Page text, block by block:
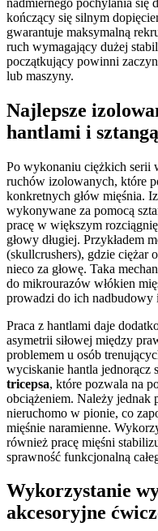
kończący się silnym
gwarantuje maksymalną
ruch wymagający dużej
początkujący powinni
lub maszyny.
Najlepsze
hantlami i sztangą
Po wykonaniu ciężkich serii
ruchów izolowanych, które
konkretnych głów mięśnia.
wykonywane za pomocą
pracę w większym
głowy długiej. Przykładem
(skullcrushers), gdzie ciężar
nieco za głowę. Taka
do mikrourazów włókien
prowadzi do ich nadbudowy
Praca z hantlami daje
asymetrii siłowej między
problemem u osób
wyciskanie hantla jednorącz
tricepsa, które pozwala na
obciążeniem. Należy jednak
nieruchomo w pionie, co
mięśnie naramienne.
również pracę mięśni
sprawność funkcjonalną
Wykorzystanie
akcesoryjne